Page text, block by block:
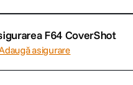
F64 CoverShot
asigurare